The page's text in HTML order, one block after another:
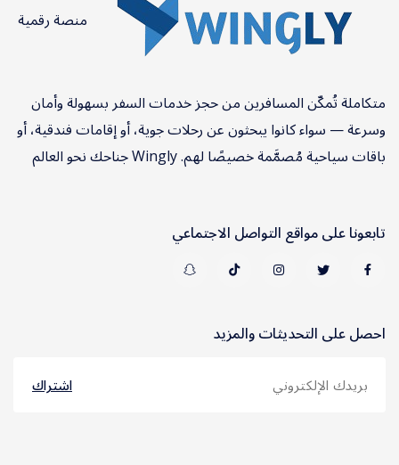
منصة رقمية
متكاملة تُمكّن المسافرين من حجز خدمات السفر بسهولة وأمان
وسرعة — سواء كانوا يبحثون عن رحلات جوية، أو إقامات فندقية، أو
باقات سياحية مُصمَّمة خصيصًا لهم. Wingly جناحك نحو العالم
تابعونا على مواقع التواصل الاجتماعي
احصل على التحديثات والمزيد
اشتراك